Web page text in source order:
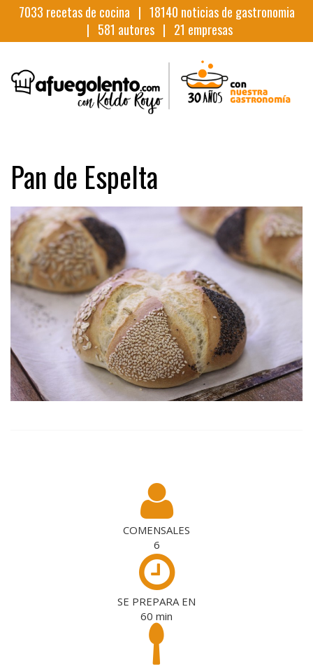
7033 recetas de cocina | 18140 noticias de gastronomia
| 581 autores | 21 empresas
Pan de Espelta
COMENSALES
6
SE PREPARA EN
60 min